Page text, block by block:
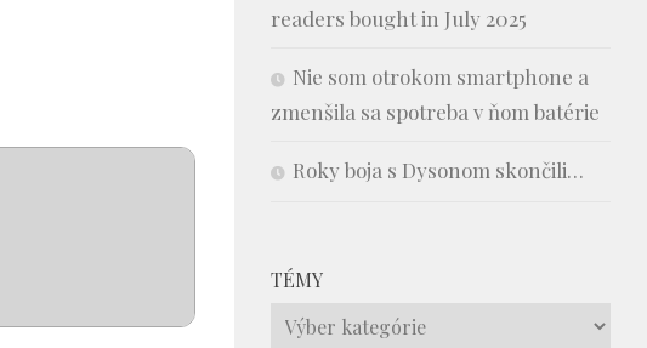
readers bought in July 2025
Nie som otrokom smartphone a
zmenšila sa spotreba v ňom batérie
Roky boja s Dysonom skončili…
TÉMY
Témy